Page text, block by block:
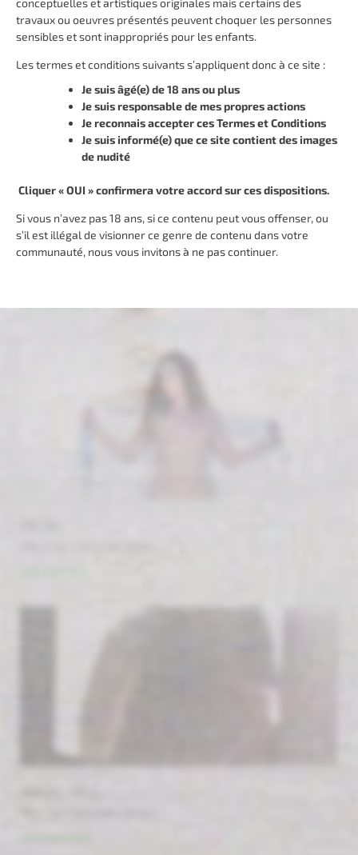
travaux ou oeuvres présentés peuvent choquer les personnes
sensibles et sont inappropriés pour les enfants.
Les termes et conditions suivants s’appliquent donc à ce site :
Je suis âgé(e) de 18 ans ou plus
Je suis responsable de mes propres actions
Je reconnais accepter ces Termes et Conditions
Je suis informé(e) que ce site contient des images
de nudité
Cliquer « OUI » confirmera votre accord sur ces dispositions.
Si vous n’avez pas 18 ans, si ce contenu peut vous offenser, ou
s’il est illégal de visionner ce genre de contenu dans votre
communauté, nous vous invitons à ne pas continuer.
#by / par Catherine James
Voir cette serie
UNE PART DE VANITÉ
Voir cette serie